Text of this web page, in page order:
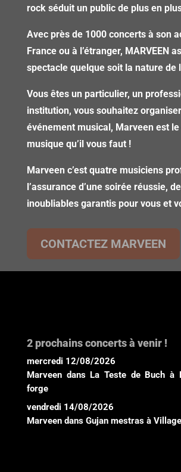
rock séduit un public de plus en
Avec près de 1000 concerts à son
France ou à l’étranger, MARVEEN
spectacle quelque soit la nature de
Vous êtes un particulier, un
institution, vous souhaitez
événement musical, Marveen est
musique qu’il vous faut !
Marveen c’est quatre musiciens
l’assurance d’une soirée réussie,
inoubliables garantis pour vous et
CONTACTEZ MARVEEN
2 prochains concerts à venir !
mercredi 12/08/2026
Marveen dans La Teste de Buch à
forge
vendredi 14/08/2026
Marveen dans Gujan mestras à